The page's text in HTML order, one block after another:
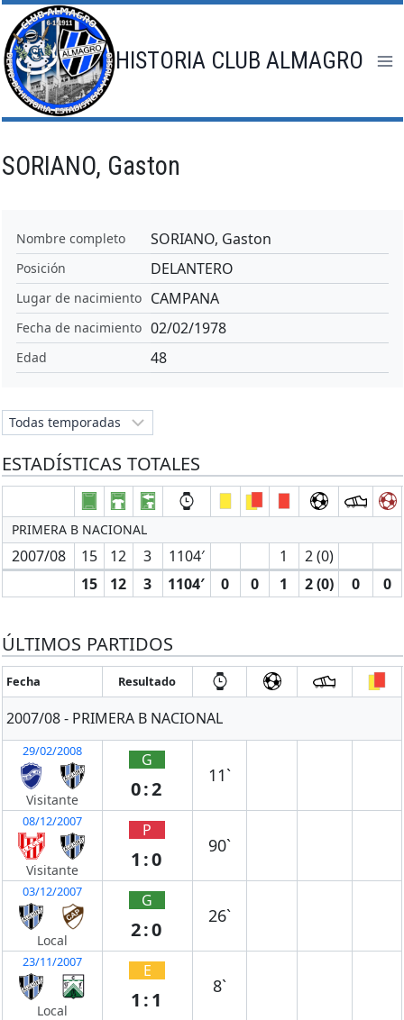
Saltar
al
contenido
HISTORIA CLUB ALMAGRO
SORIANO, Gaston
Nombre completo SORIANO, Gaston
Posición DELANTERO
Lugar de nacimiento CAMPANA
Fecha de nacimiento 02/02/1978
Edad 48
ESTADÍSTICAS TOTALES
PRIMERA B NACIONAL
2007/08 15 12 3 1104′ 1
2 (0)
15
12 3 1104′ 0 0 1 2 (0) 0 0
ÚLTIMOS PARTIDOS
Fecha Resultado
2007/08 - PRIMERA B NACIONAL
29/02/2008
Visitante
G
0:2
11`
08/12/2007
Visitante
P
1:0
90`
03/12/2007
Local
G
2:0
26`
23/11/2007
Local
E
1:1
8`